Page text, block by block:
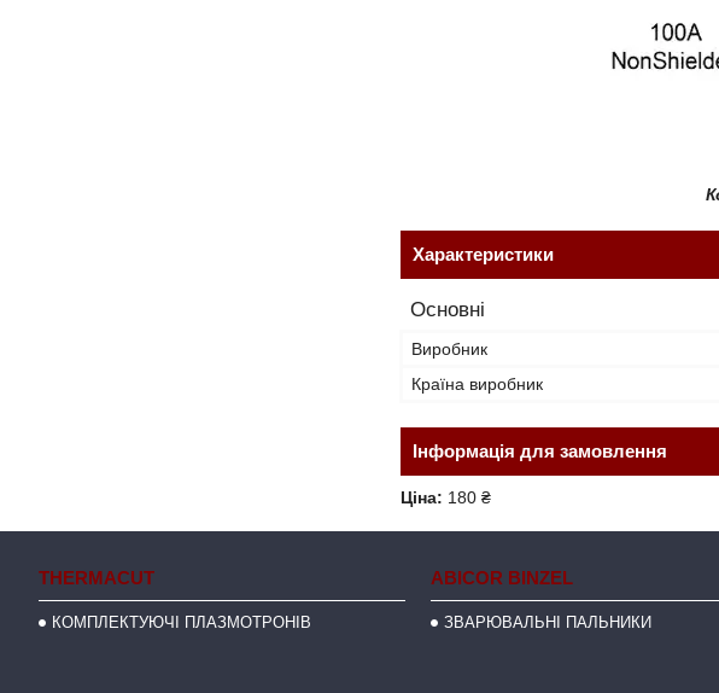
Характеристики
Основні
Виробник
Країна виробник
Інформація для замовлення
Ціна: 180 ₴
THERMACUT
КОМПЛЕКТУЮЧІ ПЛАЗМОТРОНІВ
ABICOR BINZEL
ЗВАРЮВАЛЬНІ ПАЛЬНИКИ